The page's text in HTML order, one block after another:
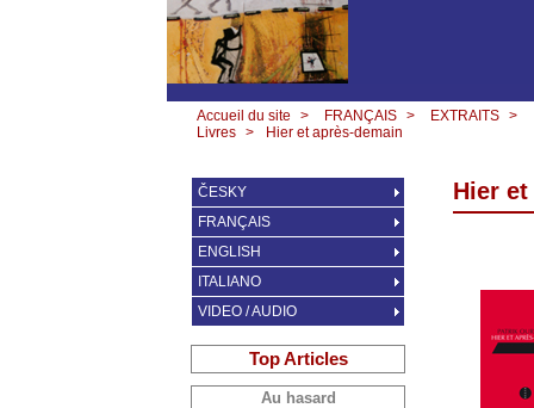
Accueil du site > FRANÇAIS > EXTRAITS >
Livres > Hier et après-demain
Hier
ČESKY
FRANÇAIS
ENGLISH
ITALIANO
VIDEO / AUDIO
Top Articles
Au hasard